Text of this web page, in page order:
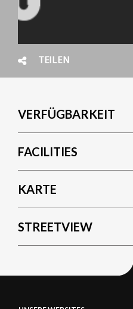
TEILEN
VERFÜGBARKEIT
FACILITIES
KARTE
STREETVIEW